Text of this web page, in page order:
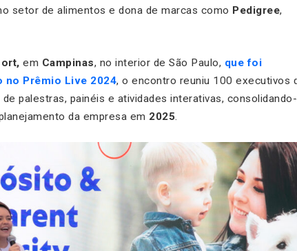
setor de alimentos e dona de marcas como Pedigree,
em Campinas, no interior de São Paulo, que foi
no Prêmio Live 2024, o encontro reuniu 100 executivos
palestras, painéis e atividades interativas,
da empresa em 2025.